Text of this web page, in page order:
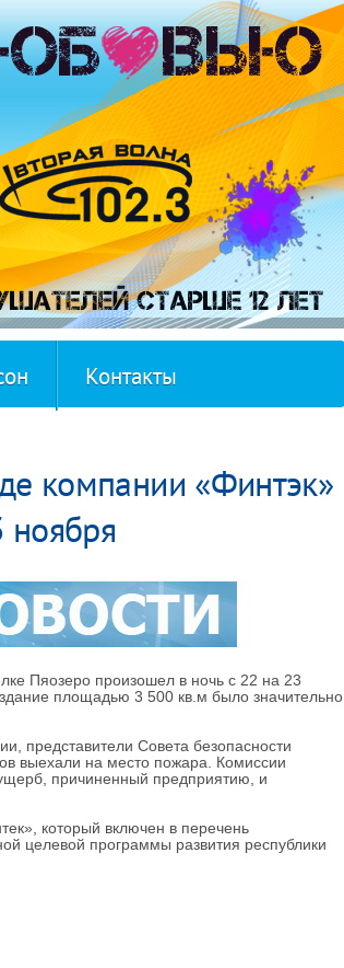
Контакты
компании «Финтэк»
Пяозеро произошел в ночь с 22 на 23
площадью 3 500 кв.м было значительно
представители Совета безопасности
выехали на место пожара. Комиссии
причиненный предприятию, и
который включен в перечень
целевой программы развития республики